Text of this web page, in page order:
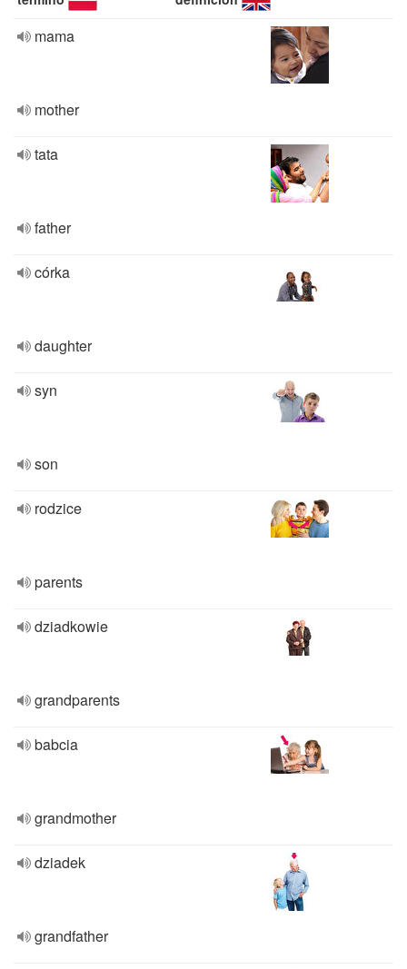
mama
mother
tata
father
córka
daughter
syn
son
rodzice
parents
dziadkowie
grandparents
babcia
grandmother
dziadek
grandfather